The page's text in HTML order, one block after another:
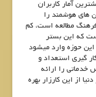
آمار کاربران
های هوشمند را
مطالعه است، کم
که این بستر
این حوزه وارد میشود
گیری استعداد و
را ارائه
از این کارزار بهره